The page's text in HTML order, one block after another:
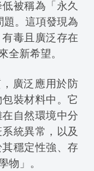
被稱為「永久
題。這項發現為
毒且廣泛存在
全新希望。
廣泛應用於防
裝材料中。它
自然環境中分
統異常，以及
穩定性強、存
物」。